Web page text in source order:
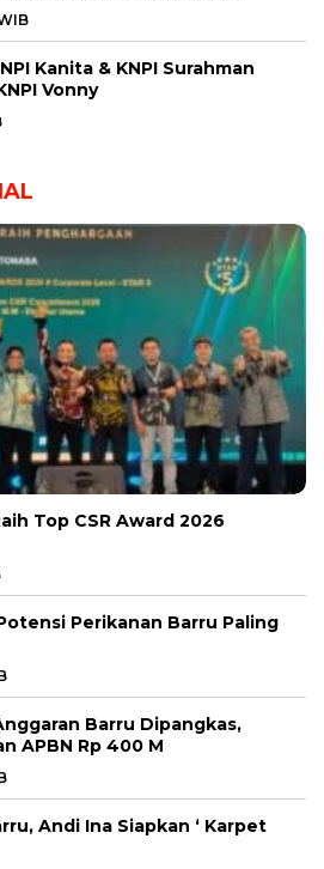
Kanita & KNPI Surahman
Vonny
Top CSR Award 2026
Perikanan Barru Paling
Barru Dipangkas,
APBN Rp 400 M
Andi Ina Siapkan ‘ Karpet